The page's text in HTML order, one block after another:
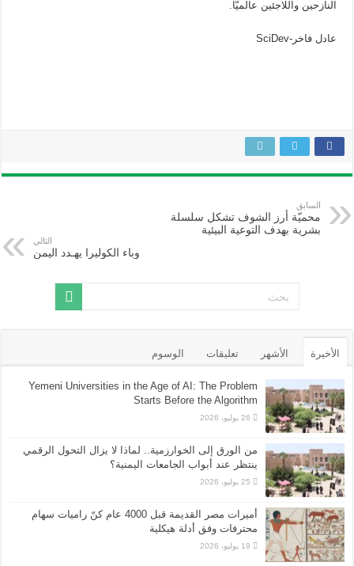
النازحين واللاجئين عالميًّا.
عادل فاخر-SciDev
السابق
محميّة أرز الشوف تشكل سلسلة
بشرية بهدف التوعية البيئية
التالي
وباء الكوليرا يهـدد اليمن
الأخيرة الأشهر تعليقات الوسوم
Yemeni Universities in the Age of AI: The Problem
Starts Before the Algorithm
26 يوليو، 2026
من الورق إلى الخوارزمية.. لماذا لا يزال التحول الرقمي
ينتظر عند أبواب الجامعات اليمنية؟
25 يوليو، 2026
أميرات مصر القديمة قبل 4000 عام كنّ راميات سهام
محترفات وفق أدلة هيكلية
19 يوليو، 2026